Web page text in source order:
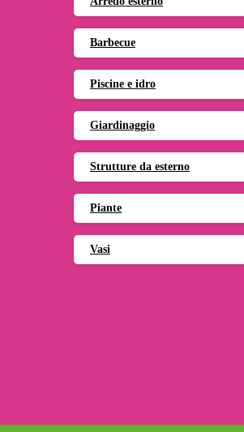
Barbecue
Piscine e idro
Giardinaggio
Strutture da esterno
Piante
Vasi